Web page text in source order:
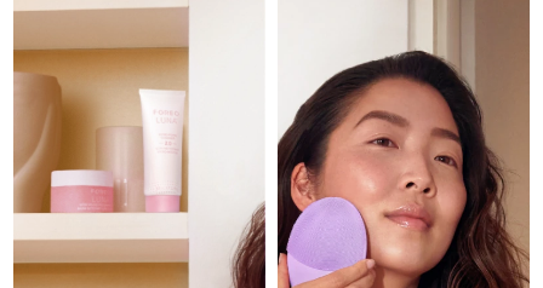
LUNA™ 设备
All facial cleansing devices
UFO™ 设备
All deep facial hydration devices
ISSA™ 设备
All silicone sonic toothbrushes
FAQ™ P1 Primer
Manuka honey primer
FAQ™护肤品
All FAQ™ skincare
FAQ™ 221
Anti-aging LED hand mask
FAQ™护肤品
All FAQ™ skincare
FAQ™护肤品
All FAQ™ skincare
FAQ™产品
All hair treatments
FAQ™ Red Light Serum
FAQ™ skincare
All FAQ™ skincare
专业治疗
脱毛
PEACH™ 2 Pro Max
Professional IPL hair removal device
身体护理
BEAR™ 2 body
Microcurrent body toning
芬兰 预计送达日期 11/8/26
法国 预计送达日期 11/8/26
法属波利尼西亚 预计送达日期 15/8/26
德国 预计送达日期 11/8/26